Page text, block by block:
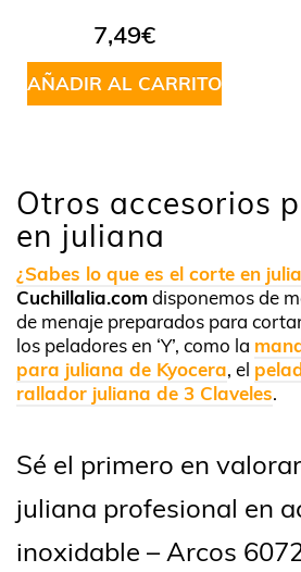
7,49€
AÑADIR AL CARRITO
Otros accesorios
en juliana
¿Sabes lo que es el corte en
Cuchillalia.comdisponemos de
de menaje preparados para
los peladores en ‘Y’, como la
para juliana de Kyocera, el
rallador juliana de 3 Claveles.
Sé el primero en
juliana profesional en
inoxidable – Arcos